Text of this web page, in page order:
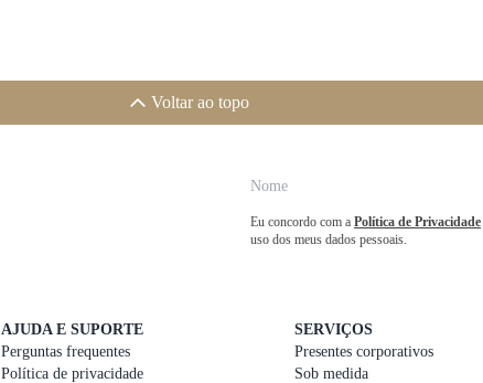
Voltar ao topo
Eu concordo com a Política de Privacidade
uso dos meus dados pessoais.
AJUDA E SUPORTE
Perguntas frequentes
Política de privacidade
SERVIÇOS
Presentes corporativos
Sob medida